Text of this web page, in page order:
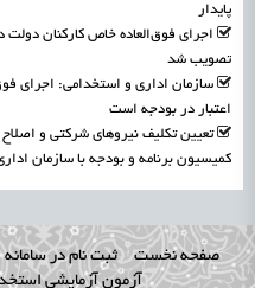
پایدار
اجرای فوق‌العاده خاص کارکنان دولت
تصویب شد
سازمان اداری و استخدامی: اجرای
اعتبار در بودجه است
تعیین تکلیف نیروهای شرکتی و
کمیسیون برنامه و بودجه با سازمان
صفحه نخست ثبت نام در سامانه
آزمون آزمایشی